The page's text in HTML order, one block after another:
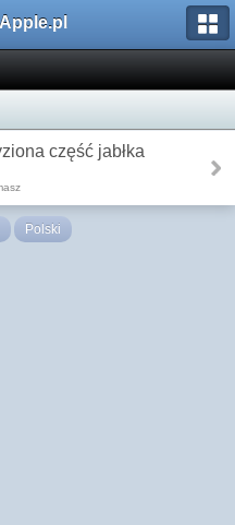
część jabłka
Polski